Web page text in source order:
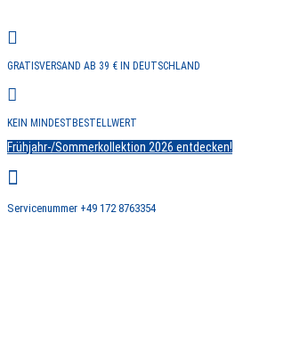

GRATISVERSAND AB 39 € IN DEUTSCHLAND

KEIN MINDESTBESTELLWERT
Frühjahr-/Sommerkollektion 2026 entdecken!

Servicenummer +49 172 8763354